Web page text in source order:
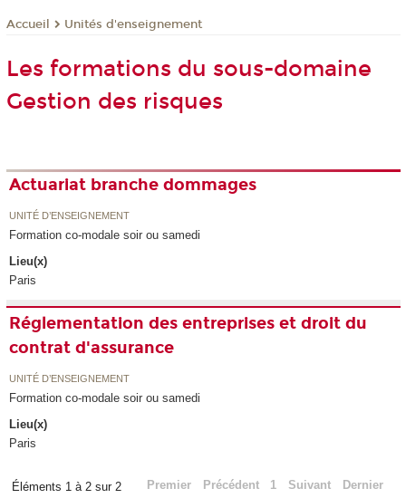
Accueil Unités d'enseignement
Les formations du sous-domaine
Gestion des risques
Actuariat branche dommages
UNITÉ D’ENSEIGNEMENT
Formation co-modale soir ou samedi
Lieu(x)
Paris
Réglementation des entreprises et droit du
contrat d'assurance
UNITÉ D’ENSEIGNEMENT
Formation co-modale soir ou samedi
Lieu(x)
Paris
Éléments 1 à 2 sur 2 Premier Précédent 1 Suivant Dernier